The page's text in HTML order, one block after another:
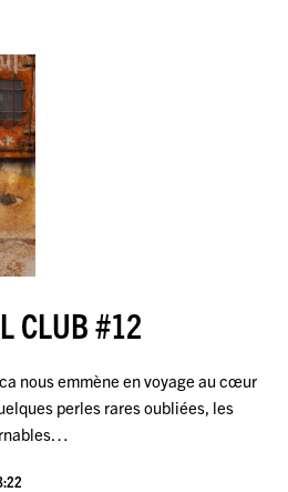
CLUB #12
nous emmène en voyage au cœur
perles rares oubliées, les